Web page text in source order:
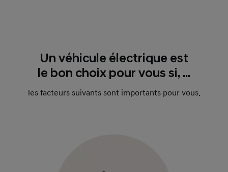
Un véhicule électrique est
le bon choix pour vous si, ...
les facteurs suivants sont importants pour vous.